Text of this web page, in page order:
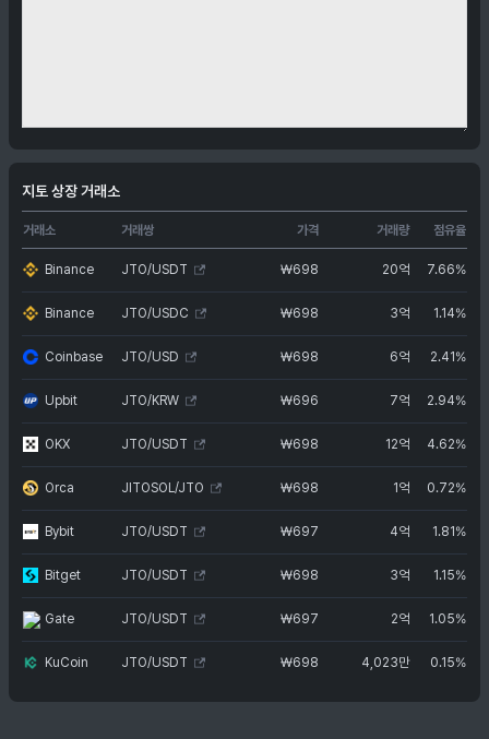
지토 상장 거래소
거래소 거래쌍 가격 거래량 점유율
Binance JTO/USDT ₩698 20억 7.66%
Binance JTO/USDC ₩698 3억 1.14%
Coinbase JTO/USD ₩698 6억 2.41%
Upbit JTO/KRW ₩696 7억 2.94%
OKX JTO/USDT ₩698 12억 4.62%
Orca JITOSOL/JTO ₩698 1억 0.72%
Bybit JTO/USDT ₩697 4억 1.81%
Bitget JTO/USDT ₩698 3억 1.15%
Gate JTO/USDT ₩697 2억 1.05%
KuCoin JTO/USDT ₩698 4,023만 0.15%